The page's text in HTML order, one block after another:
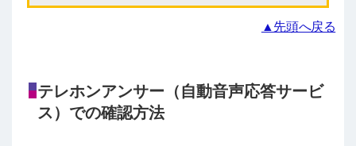
▲先頭へ戻る
テレホンアンサー（自動音声応答サービ
ス）での確認方法